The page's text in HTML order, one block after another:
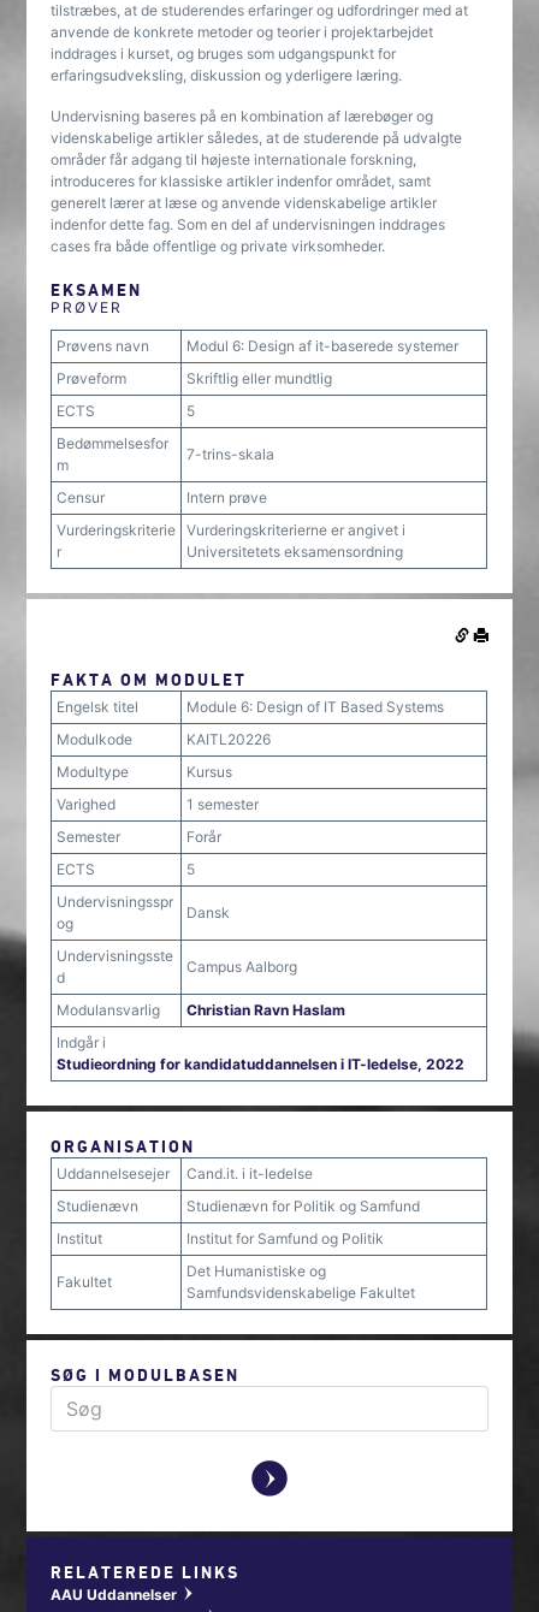
tilstræbes, at de studerendes erfaringer og udfordringer med at
anvende de konkrete metoder og teorier i projektarbejdet
inddrages i kurset, og bruges som udgangspunkt for
erfaringsudveksling, diskussion og yderligere læring.
Undervisning baseres på en kombination af lærebøger og
videnskabelige artikler således, at de studerende på udvalgte
områder får adgang til højeste internationale forskning,
introduceres for klassiske artikler indenfor området, samt
generelt lærer at læse og anvende videnskabelige artikler
indenfor dette fag. Som en del af undervisningen inddrages
cases fra både offentlige og private virksomheder.
EKSAMEN
PRØVER
Prøvens navn
Modul 6: Design af it-baserede systemer
Prøveform
Skriftlig eller mundtlig
ECTS
5
Bedømmelsesfor
m
7-trins-skala
Censur
Intern prøve
Vurderingskriterie
r
Vurderingskriterierne er angivet i
Universitetets eksamensordning
FAKTA OM MODULET
Engelsk titel
Module 6: Design of IT Based Systems
Modulkode
KAITL20226
Modultype
Kursus
Varighed
1 semester
Semester
Forår
ECTS
5
Undervisningsspr
og
Dansk
Undervisningsste
d
Campus Aalborg
Modulansvarlig
Christian Ravn Haslam
Indgår i
Studieordning for kandidatuddannelsen i IT-ledelse, 2022
ORGANISATION
Uddannelsesejer
Cand.it. i it-ledelse
Studienævn
Studienævn for Politik og Samfund
Institut
Institut for Samfund og Politik
Fakultet
Det Humanistiske og
Samfundsvidenskabelige Fakultet
SØG I MODULBASEN
y
RELATEREDE LINKS
AAU Uddannelser w